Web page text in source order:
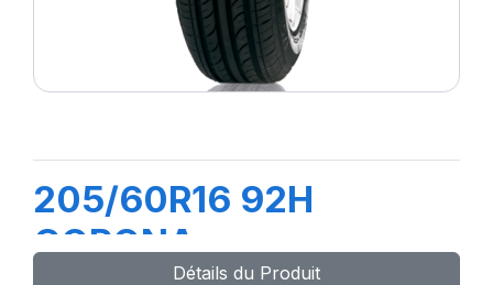
205/60R16 92H
CORONA
Détails du Produit